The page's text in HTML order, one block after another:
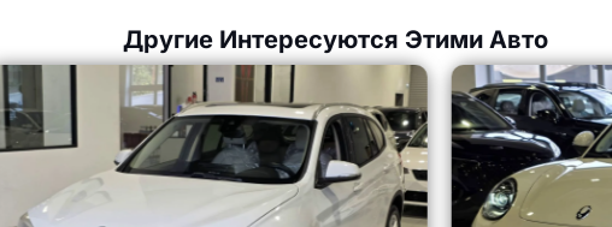
Другие Интересуются Этими Авто